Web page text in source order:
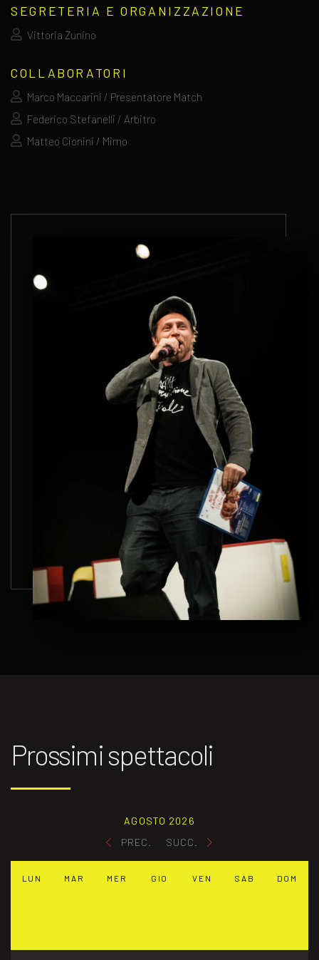
SEGRETERIA E ORGANIZZAZIONE
Vittoria Zunino
COLLABORATORI
Marco Maccarini / Presentatore Match
Federico Stefanelli / Arbitro
Matteo Cionini / Mimo
Prossimi spettacoli
PREC.
AGOSTO 2026
SUCC.
LUN MAR MER GIO VEN SAB DOM